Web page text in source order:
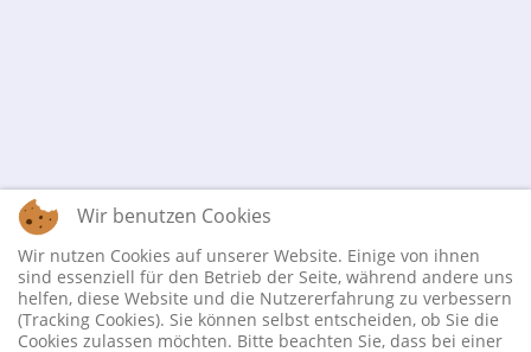
Wir benutzen Cookies
Wir nutzen Cookies auf unserer Website. Einige von ihnen
sind essenziell für den Betrieb der Seite, während andere uns
helfen, diese Website und die Nutzererfahrung zu verbessern
(Tracking Cookies). Sie können selbst entscheiden, ob Sie die
Cookies zulassen möchten. Bitte beachten Sie, dass bei einer